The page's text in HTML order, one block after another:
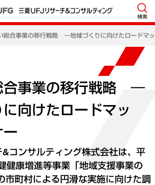
検索
総合事業の移行戦略 ―地域づくりに向けたロードマ
合事業の移行戦略 ―
向けたロードマッ
ー
&コンサルティング株式会社は、平
健康増進等事業「地域支援事業の
市町村による円滑な実施に向けた調